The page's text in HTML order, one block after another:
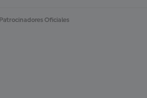
Patrocinadores Oficiales